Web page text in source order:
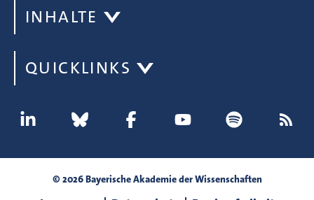
INHALTE
QUICKLINKS
© 2026 Bayerische Akademie der Wissenschaften